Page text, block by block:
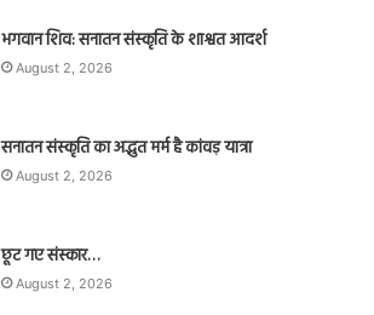
भगवान शिव: सनातन संस्कृति के शाश्वत आदर्श
August 2, 2026
सनातन संस्कृति का अद्भुत मर्म है कांवड़ यात्रा
August 2, 2026
छूट गए संस्कार…
August 2, 2026